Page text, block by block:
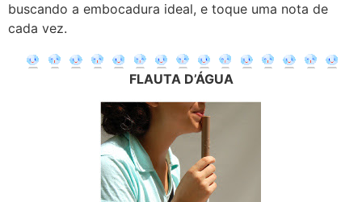
buscando a embocadura ideal, e toque uma nota de
cada vez.
FLAUTA D’ÁGUA